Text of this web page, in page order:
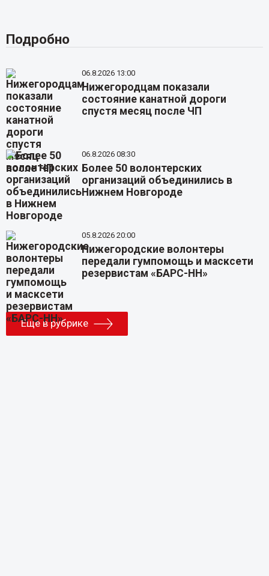
Подробно
06.8.2026 13:00
Нижегородцам показали
состояние канатной дороги
спустя месяц после ЧП
06.8.2026 08:30
Более 50 волонтерских
организаций объединились в
Нижнем Новгороде
05.8.2026 20:00
Нижегородские волонтеры
передали гумпомощь и масксети
резервистам «БАРС-НН»
Еще в рубрике